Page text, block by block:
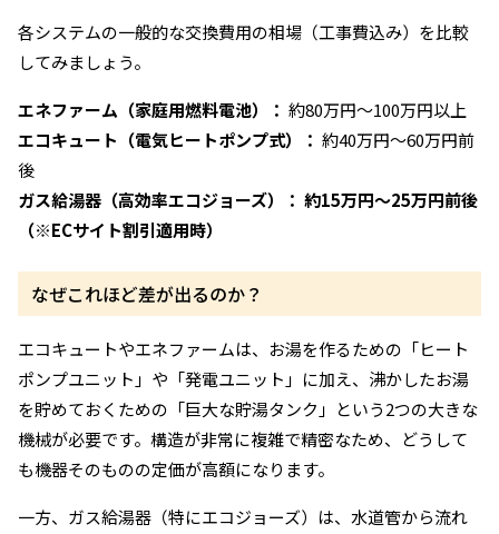
各システムの一般的な交換費用の相場（工事費込み）を比較
してみましょう。
エネファーム（家庭用燃料電池）： 約80万円〜100万円以上
エコキュート（電気ヒートポンプ式）： 約40万円〜60万円前
後
ガス給湯器（高効率エコジョーズ）： 約15万円〜25万円前後
（※ECサイト割引適用時）
なぜこれほど差が出るのか？
エコキュートやエネファームは、お湯を作るための「ヒート
ポンプユニット」や「発電ユニット」に加え、沸かしたお湯
を貯めておくための「巨大な貯湯タンク」という2つの大きな
機械が必要です。構造が非常に複雑で精密なため、どうして
も機器そのものの定価が高額になります。
一方、ガス給湯器（特にエコジョーズ）は、水道管から流れ